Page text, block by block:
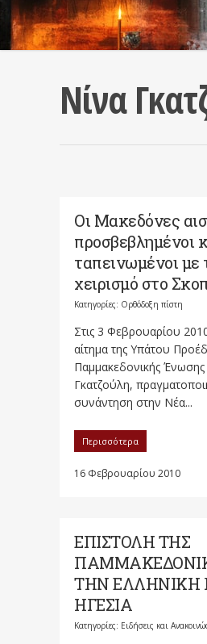
Νίνα
Οι Μακεδόνες
προσβεβλημένοι
ταπεινωμένοι με
χειρισμό στο
Κατηγορίες: Ορθόδοξη πίστη
Στις 3 Φεβρουαρίου
αίτημα της Υπάτου
Παμμακεδονικής
Γκατζούλη,
συνάντηση στην Νέα...
Περισσότερα
16 Φεβρουαρίου 2010
ΕΠΙΣΤΟΛΗ ΤΗΣ
ΤΗΝ ΕΛΛΗΝΙΚΗ
ΗΓΕΣΙΑ
Κατηγορίες: Ειδήσεις και